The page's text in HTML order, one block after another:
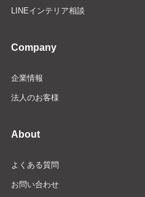
LINEインテリア相談
Company
企業情報
法人のお客様
About
よくある質問
お問い合わせ